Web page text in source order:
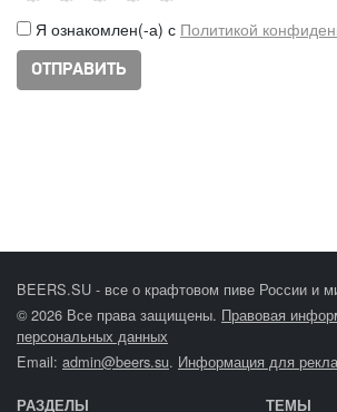
Я ознакомлен(-а) с Политикой
BEERS.SU - все о крафтовом пиве России и
© 2026 Все права защищены. Правовая
персональных данных
Email: admin@beers.su. Информация для
РАЗДЕЛЫ ТЕМЫ